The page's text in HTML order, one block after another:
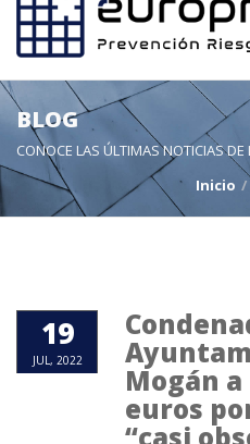
BLOG
CONOCE LAS ÚLTIMAS NOTICIAS
Inicio
19
JUL, 2022
Mogán a
euros
“casi